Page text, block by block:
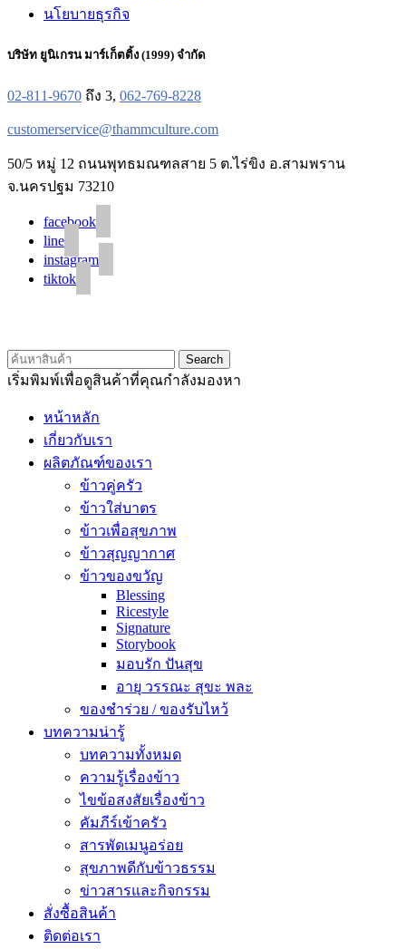
นโยบายธุรกิจ
บริษัท ยูนิเกรน มาร์เก็ตติ้ง (1999) จำกัด
02-811-9670 ถึง 3, 062-769-8228
customerservice@thammculture.com
50/5 หมู่ 12 ถนนพุทธมณฑลสาย 5 ต.ไร่ขิง อ.สามพราน
จ.นครปฐม 73210
facebook
line
instagram
tiktok
Search
เริ่มพิมพ์เพื่อดูสินค้าที่คุณกำลังมองหา
หน้าหลัก
เกี่ยวกับเรา
ผลิตภัณฑ์ของเรา
ข้าวคู่ครัว
ข้าวใส่บาตร
ข้าวเพื่อสุขภาพ
ข้าวสุญญากาศ
ข้าวของขวัญ
Blessing
Ricestyle
Signature
Storybook
มอบรัก ปันสุข
อายุ วรรณะ สุขะ พละ
ของชำร่วย / ของรับไหว้
บทความน่ารู้
บทความทั้งหมด
ความรู้เรื่องข้าว
ไขข้อสงสัยเรื่องข้าว
คัมภีร์เข้าครัว
สารพัดเมนูอร่อย
สุขภาพดีกับข้าวธรรม
ข่าวสารและกิจกรรม
สั่งซื้อสินค้า
ติดต่อเรา